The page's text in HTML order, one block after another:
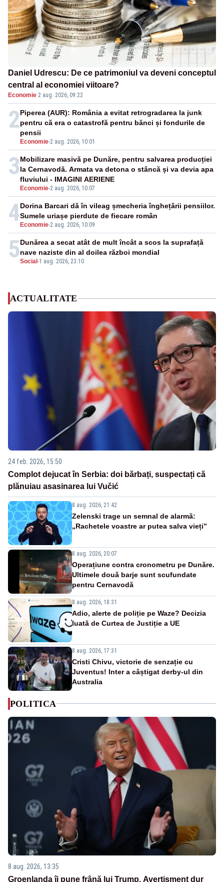
Daniel Udrescu: De ce patrimoniul va deveni conceptul
central al economiei viitoare?
Economie·2 aug. 2026, 09:22
2
Economie-2 aug. 2026, 10:01
Piperea (AUR): România a evitat retrogradarea la junk
pentru că era o catastrofă pentru bănci și fondurile de
pensii
3
Economie-2 aug. 2026, 10:07
Mobilizare masivă pe Dunăre, pentru salvarea producției
la Cernavodă. Armata va detona o stâncă și va devia apa
fluviului - IMAGINI AERIENE
4 Economie-2 aug. 2026, 10:09
Dorina Barcari dă în vileag șmecheria înghețării pensiilor.
Sumele uriașe pierdute de fiecare român
5Social -1 aug. 2026, 23:10
Dunărea a secat atât de mult încât a scos la suprafață
nave naziste din al doilea război mondial
ACTUALITATE
24 feb. 2026, 15:50
Complot dejucat în Serbia: doi bărbați, suspectați că
plănuiau asasinarea lui Vučić
8 aug. 2026, 21:42
Zelenski trage un semnal de alarmă:
„Rachetele voastre ar putea salva vieți”
8 aug. 2026, 20:07
Operațiune contra cronometru pe Dunăre.
Ultimele două barje sunt scufundate
pentru Cernavodă
8 aug. 2026, 18:31
Adio, alerte de poliție pe Waze? Decizia
luată de Curtea de Justiție a UE
8 aug. 2026, 17:31
Cristi Chivu, victorie de senzație cu
Juventus! Inter a câștigat derby-ul din
Australia
POLITICA
8 aug. 2026, 13:35
Groenlanda îi pune frână lui Trump. Avertisment dur